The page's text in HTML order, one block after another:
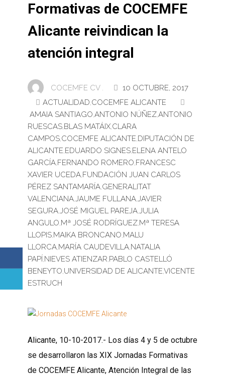
Formativas de COCEMFE
Alicante reivindican la
atención integral
COCEMFE CV .
10 OCTUBRE, 2017
ACTUALIDAD,COCEMFE ALICANTE
AMAIA SANTIAGO,ANTONIO NÚÑEZ,ANTONIO
RUESCAS,BLAS MATÁIX,CLARA
CAMPOS,COCEMFE ALICANTE,DIPUTACIÓN DE
ALICANTE,EDUARDO SIGNES,ELENA ANTELO
GARCÍA,FERNANDO ROMERO,FRANCESC
XAVIER UCEDA,FUNDACIÓN JUAN CARLOS
PÉREZ SANTAMARÍA,GENERALITAT
VALENCIANA,JAUME FULLANA,JAVIER
SEGURA,JOSÉ MIGUEL PAREJA,JULIA
ANGULO,Mª JOSÉ RODRÍGUEZ,Mª TERESA
LLOPIS,MAIKA BRONCANO,MALU
LLORCA,MARÍA CAUDEVILLA,NATALIA
PAPÍ,NIEVES ATIENZAR,PABLO CASTELLÓ
BENEYTO,UNIVERSIDAD DE ALICANTE,VICENTE
ESTRUCH
Alicante, 10-10-2017.- Los días 4 y 5 de octubre
se desarrollaron las XIX Jornadas Formativas
de COCEMFE Alicante, Atención Integral de las